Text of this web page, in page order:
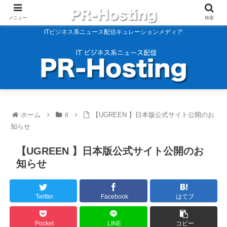
ITビジネス系ニュース配信キュレーションメディア
ホーム it
【UGREEN 】日本版公式サイト公開のお
知らせ
【UGREEN 】日本版公式サイト公開のお
知らせ
Twitter Facebook はてブ
Pocket LINE コピー
メニュー 検索